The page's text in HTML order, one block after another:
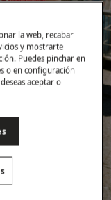
la web, recabar
y mostrarte
Puedes pinchar en
o en configuración
aceptar o